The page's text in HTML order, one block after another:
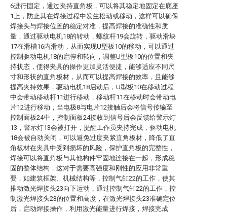
6进行固定，通过夹持直角板，可以将其稳定地固定在底座
1上，防止其在焊接过程中发生松动或移动，这样可以确保
焊接头与焊接位置的稳定对准，提高焊接的准确性和质
量，通过驱动电机18的转动，螺纹杆19会旋转，驱动滑块
17在滑槽16内滑动，从而实现U型板10的移动，可以通过
控制驱动电机18的启停和转向，调整U型板10的位置和夹
持状态，使得夹具的操作更加灵活便捷，能够适应不同尺
寸和形状的直角板材，从而可以提高焊接的效率，且能够
提高夹持效果，驱动电机18启动后，U型板10在移动过程
中会带动移动杆11进行移动，移动杆11在移动时会带动电
片12进行移动，当电极8与电片12接触后会将信号传输至
控制面板24中，控制面板24接收到信号后会反馈给警示灯
13，警示灯13会被打开，提醒工作员夹持完成，驱动电机
18会被自动关闭，可以避免过度夹紧直角板材，降低了直
角板材在夹具中受到损坏的风险，保护直角板的完整性，
焊接可以将直角板与其他构件牢固地连接在一起，形成稳
固的整体结构，这对于需要高强度和刚性的应用非常重
要，如建筑框架、机械结构等，控制气缸22的工作，使其
推动激光焊接头23向下运动，通过控制气缸22的工作，控
制激光焊接头23的位置和高度，在激光焊接头23准确定位
后，启动焊接操作，利用激光能量进行焊接，焊接完成